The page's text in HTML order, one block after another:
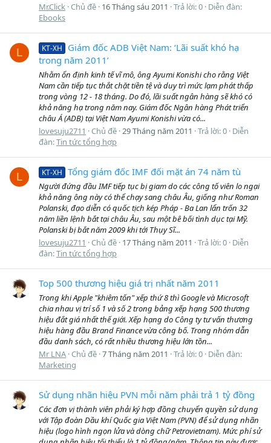
Mr.Click Chủ đề 16 Tháng sáu 2011 Trả lời: 0 Diễn đàn:
Ebooks
L KT-XH
Giám đốc ADB Việt Nam: ‘Lãi suất khó hạ
trong năm 2011’
Nhằm ổn định kinh tế vĩ mô, ông Ayumi Konishi cho rằng Việt
Nam cần tiếp tục thắt chặt tiền tệ và duy trì mức lạm phát thấp
trong vòng 12 - 18 tháng. Do đó, lãi suất ngân hàng sẽ khó có
khả năng hạ trong năm nay. Giám đốc Ngân hàng Phát triển
châu Á (ADB) tại Việt Nam Ayumi Konishi vừa có...
lovesuju2711
Chủ đề 29 Tháng năm 2011 Trả lời: 0 Diễn
đàn:Tin tức tổng hợp
L KT-XH Tổng giám đốc IMF đối mặt án 74 năm tù
Người đứng đầu IMF tiếp tục bị giam do các công tố viên lo ngại
khả năng ông này có thể chạy sang châu Âu, giống như Roman
Polanski, đạo diễn có quốc tịch kép Pháp - Ba Lan lẩn trốn 32
năm liền lệnh bắt tại châu Âu, sau một bê bối tình dục tại Mỹ.
Polanski bị bắt năm 2009 khi tới Thụy Sĩ...
lovesuju2711
Chủ đề 17 Tháng năm 2011 Trả lời: 0 Diễn
đàn:Tin tức tổng hợp
Top 500 thương hiệu giá trị nhất năm 2011
Trong khi Apple "khiêm tốn" xếp thứ 8 thì Google và Microsoft
chia nhau vị trí số 1 và số 2 trong bảng xếp hạng 500 thương
hiệu đắt giá nhất thế giới. Xếp hạng do Công ty tư vấn thương
hiệu hàng đầu Brand Finance vừa công bố. Trong nhóm dẫn
đầu danh sách, có rất nhiều thương hiệu lớn tồn...
Mr LNA Chủ đề 7 Tháng năm 2011 Trả lời: 0 Diễn đàn:
Marketing
Sử dụng nhãn hiệu PVN mỗi năm phải trả 1 tỷ đồng
Các đơn vị thành viên phải ký hợp đồng chuyển quyền sử dụng
với Tập đoàn Dầu khí Quốc gia Việt Nam (PVN) để sử dụng nhãn
hiệu (logo hình ngọn lửa và dòng chữ Petrovietnam). Mức phí sử